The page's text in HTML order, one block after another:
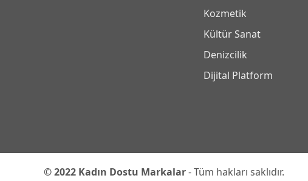
Kozmetik
Kültür Sanat
Denizcilik
Dijital Platform
© 2022 Kadın Dostu Markalar- Tüm hakları saklıdır.